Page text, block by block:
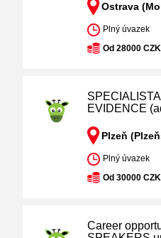
Ostrava
Plný úvazek
Od 28000
EVIDENCE
Plzeň
Plný úvazek
Od 30000
Career